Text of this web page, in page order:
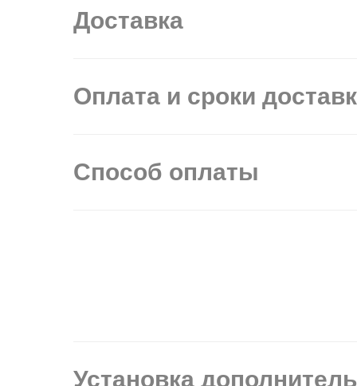
Доставка
Оплата и сроки
Способ оплаты
Установка